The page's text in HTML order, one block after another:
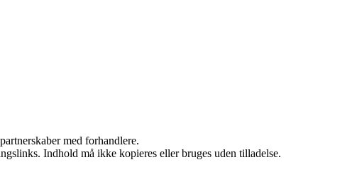
med forhandlere.
Indhold må ikke kopieres eller bruges uden tilladelse.